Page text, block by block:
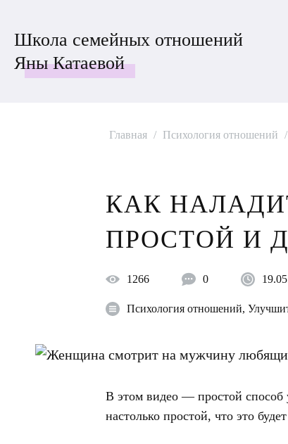
Школа семейных отношений
Яны Катаевой
Главная / Психология отношений /
КАК
ПРОСТОЙ И
1266 0
Психология отношений,
В этом видео — простой способ
настолько простой, что это